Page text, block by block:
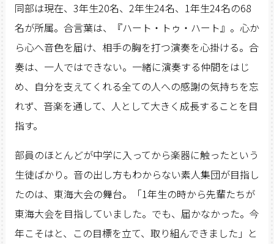
同部は現在、3年生20名、2年生24名、1年生24名の68
名が所属。合言葉は、『ハート・トゥ・ハート』。心か
ら心へ音色を届け、相手の胸を打つ演奏を心掛ける。合
奏は、一人ではできない。一緒に演奏する仲間をはじ
め、自分を支えてくれる全ての人への感謝の気持ちを忘
れず、音楽を通して、人として大きく成長することを目
指す。
部員のほとんどが中学に入ってから楽器に触ったという
生徒ばかり。音の出し方もわからない素人集団が目指し
たのは、東海大会の舞台。「1年生の時から先輩たちが
東海大会を目指していました。でも、届かなかった。今
年こそはと、この目標を立て、取り組んできました」と